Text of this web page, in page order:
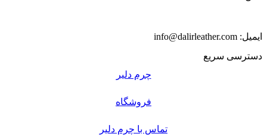
ایمیل: info@dalirleather.com
دسترسی سریع
چرم دلیر
فروشگاه
تماس با چرم دلیر